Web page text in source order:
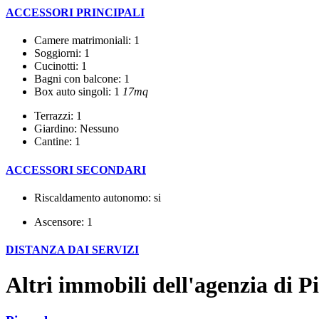
ACCESSORI PRINCIPALI
Camere matrimoniali: 1
Soggiorni: 1
Cucinotti: 1
Bagni con balcone: 1
Box auto singoli: 1 17mq
Terrazzi: 1
Giardino: Nessuno
Cantine: 1
ACCESSORI SECONDARI
Riscaldamento autonomo: si
Ascensore: 1
DISTANZA DAI SERVIZI
Altri immobili dell'agenzia di